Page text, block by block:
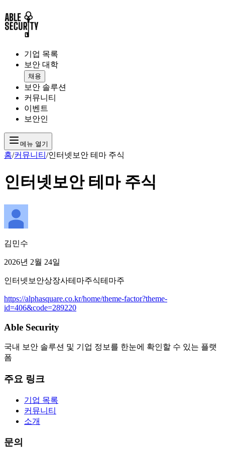
기업 목록
보안 대학
채용
보안 솔루션
커뮤니티
이벤트
보안인
메뉴 열기
홈/커뮤니티 /인터넷보안 테마 주식
인터넷보안 테마 주식
김민수
2026년 2월 24일
인터넷보안상장사테마주식테마주
https://alphasquare.co.kr/home/theme-factor?theme-
id=406&code=289220
Able Security
국내 보안 솔루션 및 기업 정보를 한눈에 확인할 수 있는 플랫
폼
주요 링크
기업 목록
커뮤니티
소개
문의